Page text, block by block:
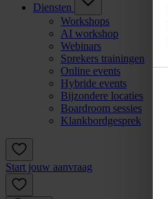
Diensten
Workshops
AI workshop
Webinars
Sprekers trainingen
Online events
Hybride events
Bijzondere locaties
Boardroom sessies
Klankbordgesprek
Start jouw aanvraag